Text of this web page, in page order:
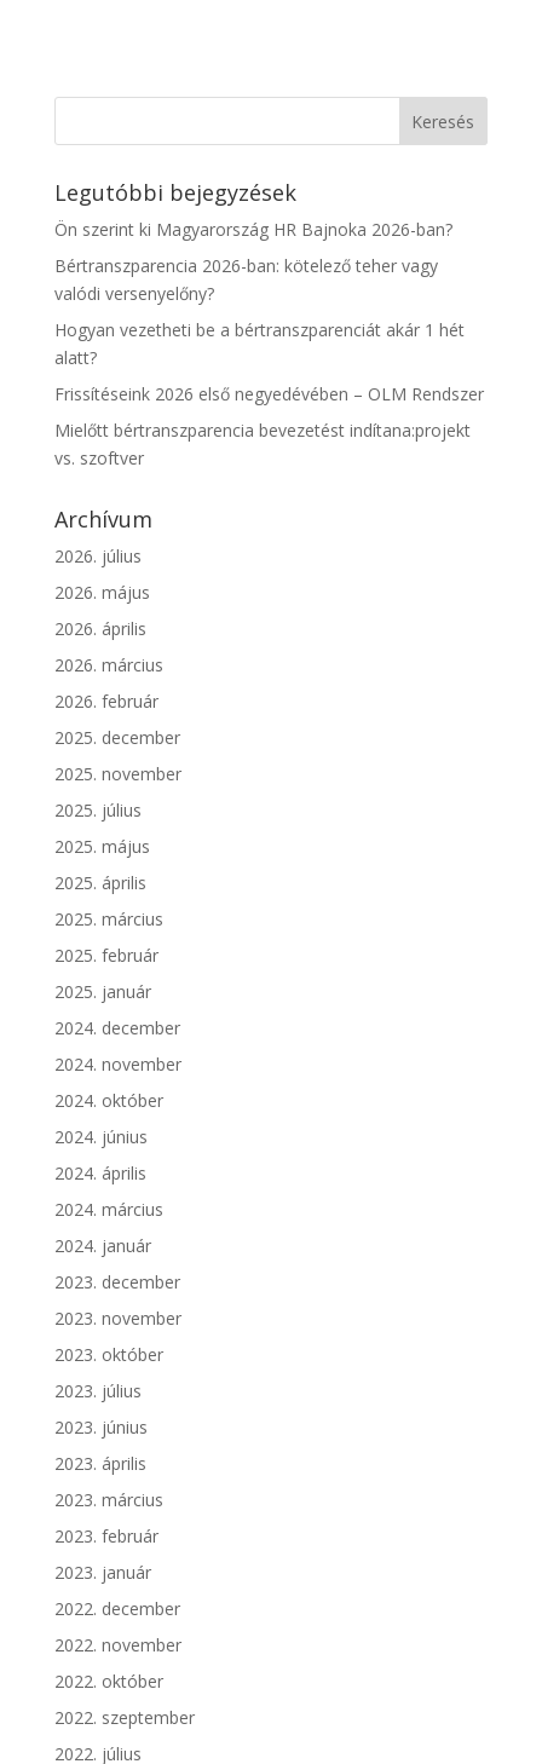
Legutóbbi bejegyzések
Ön szerint ki Magyarország HR Bajnoka 2026-ban?
Bértranszparencia 2026-ban: kötelező teher vagy
valódi versenyelőny?
Hogyan vezetheti be a bértranszparenciát akár 1 hét
alatt?
Frissítéseink 2026 első negyedévében – OLM Rendszer
Mielőtt bértranszparencia bevezetést indítana:projekt
vs. szoftver
Archívum
2026. július
2026. május
2026. április
2026. március
2026. február
2025. december
2025. november
2025. július
2025. május
2025. április
2025. március
2025. február
2025. január
2024. december
2024. november
2024. október
2024. június
2024. április
2024. március
2024. január
2023. december
2023. november
2023. október
2023. július
2023. június
2023. április
2023. március
2023. február
2023. január
2022. december
2022. november
2022. október
2022. szeptember
2022. július